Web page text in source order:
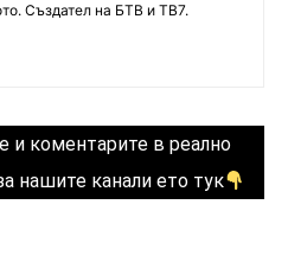
Създател на БТВ и ТВ7.
и коментарите в реално
нашите канали ето тук